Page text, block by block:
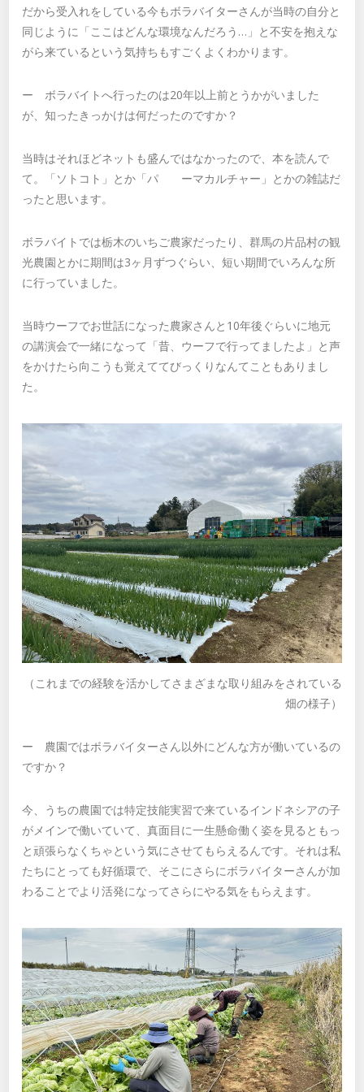
だから受入れをしている今もボラバイターさんが当時の自分と
同じように「ここはどんな環境なんだろう…」と不安を抱えな
がら来ているという気持ちもすごくよくわかります。
ー ボラバイトへ行ったのは20年以上前とうかがいました
が、知ったきっかけは何だったのですか？
当時はそれほどネットも盛んではなかったので、本を読んで
て。「ソトコト」とか「パ ーマカルチャー」とかの雑誌だ
ったと思います。
ボラバイトでは栃木のいちご農家だったり、群馬の片品村の観
光農園とかに期間は3ヶ月ずつぐらい、短い期間でいろんな所
に行っていました。
当時ウーフでお世話になった農家さんと10年後ぐらいに地元
の講演会で一緒になって「昔、ウーフで行ってましたよ」と声
をかけたら向こうも覚えててびっくりなんてこともありまし
た。
（これまでの経験を活かしてさまざまな取り組みをされている
畑の様子）
ー 農園ではボラバイターさん以外にどんな方が働いているの
ですか？
今、うちの農園では特定技能実習で来ているインドネシアの子
がメインで働いていて、真面目に一生懸命働く姿を見るともっ
と頑張らなくちゃという気にさせてもらえるんです。それは私
たちにとっても好循環で、そこにさらにボラバイターさんが加
わることでより活発になってさらにやる気をもらえます。